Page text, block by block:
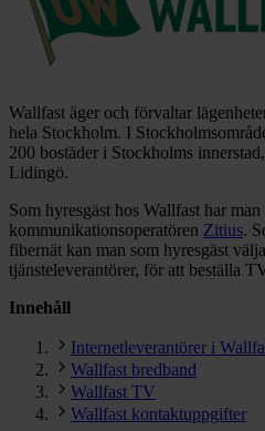
Wallfast äger och förvaltar
hela Stockholm. I
200 bostäder i Stockholms
Lidingö.
Som hyresgäst hos Wallfast har
kommunikationsoperatören Zitius.
fibernät kan man som hyresgäst
tjänsteleverantörer, för att beställa
Innehåll
Internetleverantörer i
Wallfast bredband
Wallfast TV
Wallfast kontaktuppgifter